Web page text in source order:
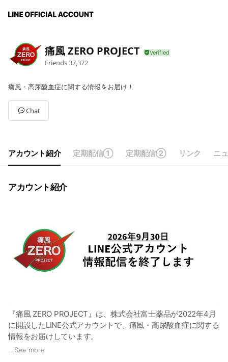
痛風 ZERO PROJECT
Friends37,372
痛風・高尿酸血症に関する情報をお届け！
Chat
アカウント紹介 定期配信① 定期配信② リンク ニ
アカウント紹介
『痛風 ZERO PROJECT』は、株式会社富士薬品が2022年4月
に開設したLINE公式アカウントで、痛風・高尿酸血症に関する
情報をお届けしています。
痛風発作の再発を防ぐため、尿酸値を6mg/dl以下にコントロ
...See more